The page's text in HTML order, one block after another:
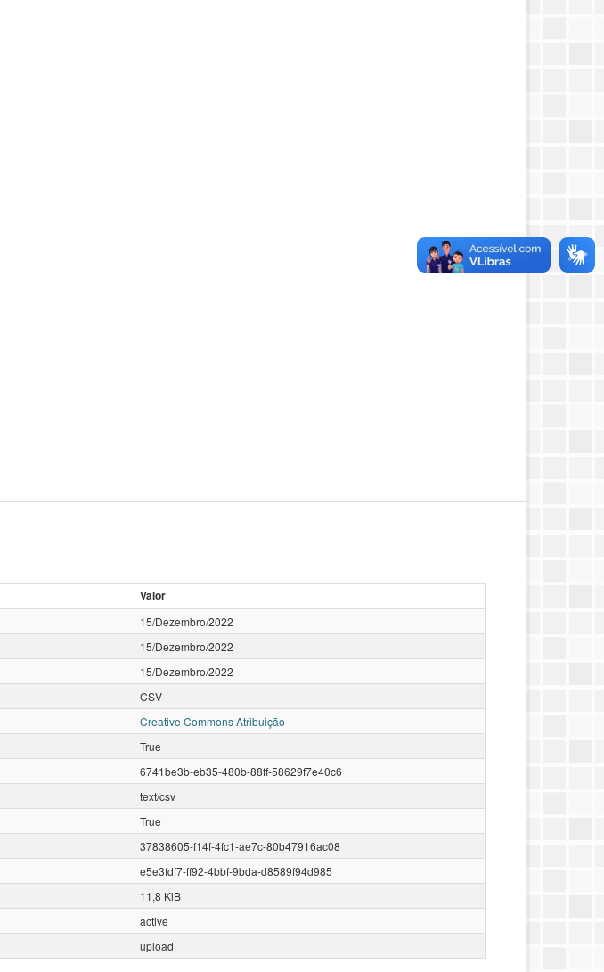
Valor
15/Dezembro/2022
15/Dezembro/2022
15/Dezembro/2022
CSV
Creative Commons Atribuição
True
6741be3b-eb35-480b-88ff-58629f7e40c6
text/csv
True
37838605-f14f-4fc1-ae7c-80b47916ac08
e5e3fdf7-ff92-4bbf-9bda-d8589f94d985
11,8 KiB
active
upload